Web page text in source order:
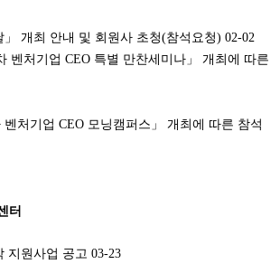
」 개최 안내 및 회원사 초청(참석요청) 02-02
벤처기업 CEO 특별 만찬세미나」 개최에 따른
벤처기업 CEO 모닝캠퍼스」 개최에 따른 참석
터
지원사업 공고 03-23